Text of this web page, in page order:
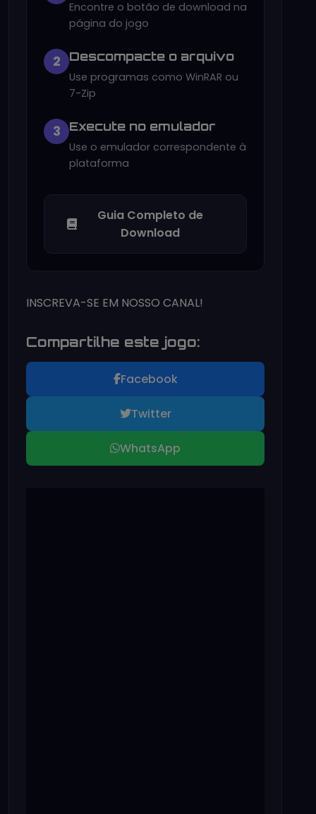
Encontre o botão de download na
página do jogo
2 Descompacte o arquivo
Use programas como WinRAR ou
7-Zip
3 Execute no emulador
Use o emulador correspondente à
plataforma
Guia Completo de
Download
INSCREVA-SE EM NOSSO CANAL!
Compartilhe este jogo:
Facebook
Twitter
WhatsApp